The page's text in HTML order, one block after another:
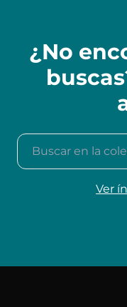
¿No
Buscar en la
Ver